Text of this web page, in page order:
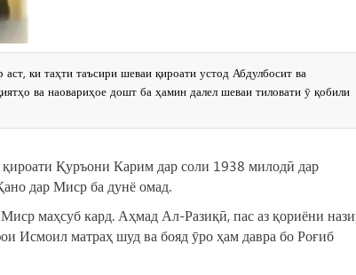
ки таҳти таъсири шеваи қироати устод Абдулбосит ва
ва наовариҳое дошт ба ҳамин далел шеваи тиловати ӯ қобили
Қуръони Карим дар соли 1938 милодӣ дар
дар Миср ба дунё омад.
маҳсуб кард. Аҳмад Ал-Разиқӣ, пас аз қориёни
матраҳ шуд ва бояд ӯро ҳам давра бо Роғиб